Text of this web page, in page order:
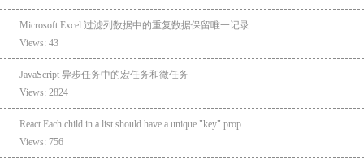
Microsoft Excel 过滤列数据中的重复数据保留唯一记录
Views: 43
JavaScript 异步任务中的宏任务和微任务
Views: 2824
React Each child in a list should have a unique "key" prop
Views: 756